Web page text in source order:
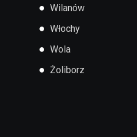
● Wilanów
● Włochy
● Wola
● Żoliborz